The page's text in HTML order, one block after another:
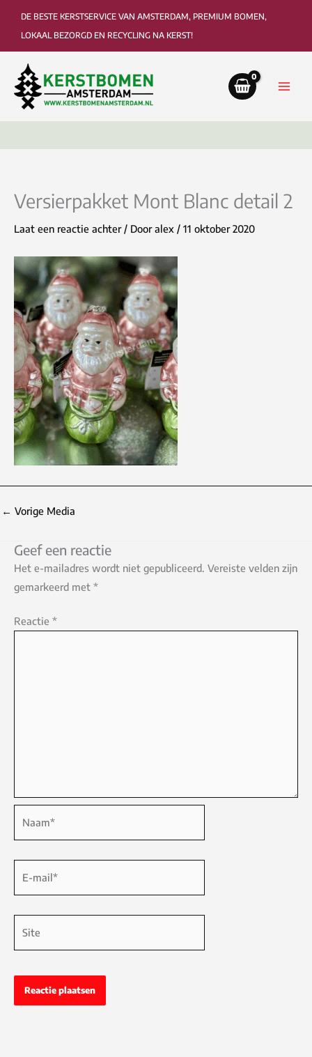
inhoud
DE BESTE KERSTSERVICE VAN AMSTERDAM, PREMIUM BOMEN,
LOKAAL BEZORGD EN RECYCLING NA KERST!
Versierpakket Mont Blanc detail 2
Laat een reactie achter / Dooralex / 11 oktober 2020
← Vorige Media
Geef een reactie
Het e-mailadres wordt niet gepubliceerd. Vereiste velden zijn
gemarkeerd met *
Reactie *